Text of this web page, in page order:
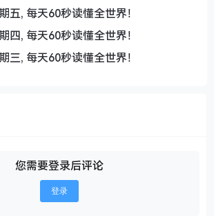
五, 每天60秒读懂全世界！
四, 每天60秒读懂全世界！
三, 每天60秒读懂全世界！
您需要登录后评论
登录